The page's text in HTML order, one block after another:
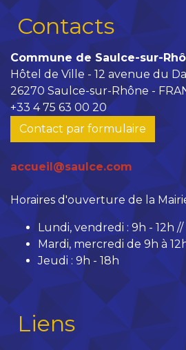
Contacts
Commune de Saulce-sur-
Hôtel de Ville - 12 avenue du
26270 Saulce-sur-Rhône -
+33 4 75 63 00 20
Contact par formulaire
accueil@saulce.com
Horaires d'ouverture de la
Lundi, vendredi : 9h - 12h //
Mardi, mercredi de 9h à
Jeudi : 9h - 18h
Liens